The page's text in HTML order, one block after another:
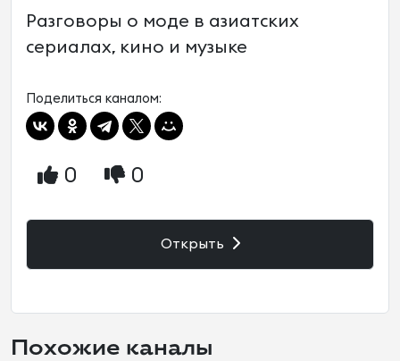
Разговоры о моде в азиатских
сериалах, кино и музыке
Поделиться каналом:
0 0
Открыть
Похожие каналы